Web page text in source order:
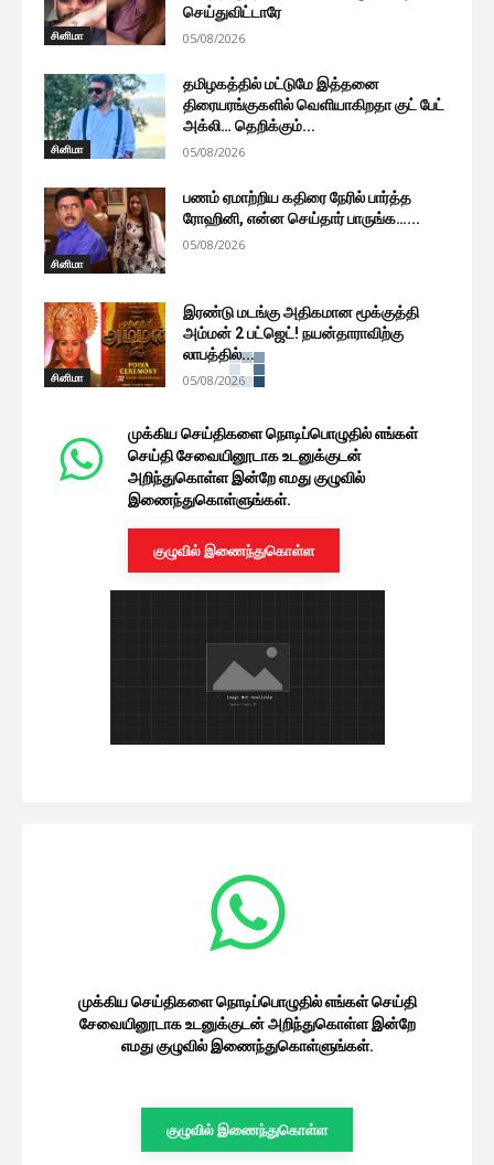
சினிமா
செய்துவிட்டாரே
05/08/2026
சினிமா
தமிழகத்தில் மட்டுமே இத்தனை
திரையரங்குகளில் வெளியாகிறதா குட் பேட்
அக்லி… தெறிக்கும்...
05/08/2026
சினிமா
பணம் ஏமாற்றிய கதிரை நேரில் பார்த்த
ரோஹினி, என்ன செய்தார் பாருங்க…...
05/08/2026
சினிமா
இரண்டு மடங்கு அதிகமான மூக்குத்தி
அம்மன் 2 பட்ஜெட்! நயன்தாராவிற்கு
லாபத்தில்...
05/08/2026
முக்கிய செய்திகளை நொடிப்பொழுதில் எங்கள்
செய்தி சேவையினூடாக உடனுக்குடன்
அறிந்துகொள்ள இன்றே எமது குழுவில்
இணைந்துகொள்ளுங்கள்.
குழுவில் இணைந்துகொள்ள
முக்கிய செய்திகளை நொடிப்பொழுதில் எங்கள் செய்தி
சேவையினூடாக உடனுக்குடன் அறிந்துகொள்ள இன்றே
எமது குழுவில் இணைந்துகொள்ளுங்கள்.
குழுவில் இணைந்துகொள்ள